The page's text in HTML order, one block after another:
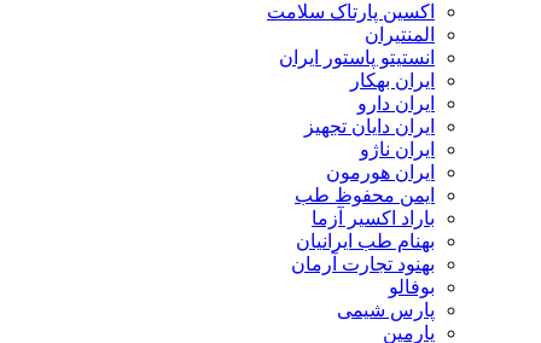
اکسین پارتاک سلامت
المنتیران
انستیتو پاستور ایران
ایران بهکار
ایران دارو
ایران دایان تجهیز
ایران ناژو
ایران هورمون
ایمن محفوظ طب
باراد اکسیر آزما
بهنام طب ایرانیان
بهنود تجارت آرمان
بوفالو
پارس شیمی
پارمین